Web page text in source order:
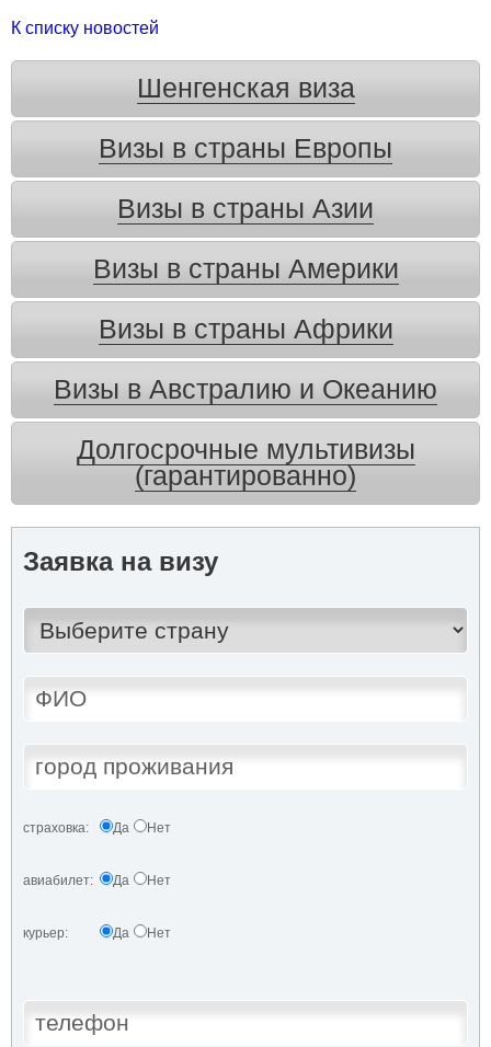
К списку новостей
Шенгенская виза
Визы в страны Европы
Визы в страны Азии
Визы в страны Америки
Визы в страны Африки
Визы в Австралию и Океанию
Долгосрочные мультивизы
(гарантированно)
Заявка на визу
страховка: Да Нет
авиабилет: Да Нет
курьер: Да Нет